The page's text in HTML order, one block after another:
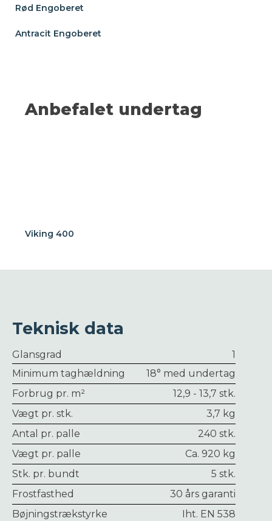
Rød Engoberet
Antracit Engoberet
Anbefalet undertag
Viking 400
Teknisk data
Glansgrad
1
Minimum taghældning
18° med undertag
Forbrug pr. m²
12,9 - 13,7 stk.
Vægt pr. stk.
3,7 kg
Antal pr. palle
240 stk.
Vægt pr. palle
Ca. 920 kg
Stk. pr. bundt
5 stk.
Frostfasthed
30 års garanti
Bøjningstrækstyrke
Iht. EN 538